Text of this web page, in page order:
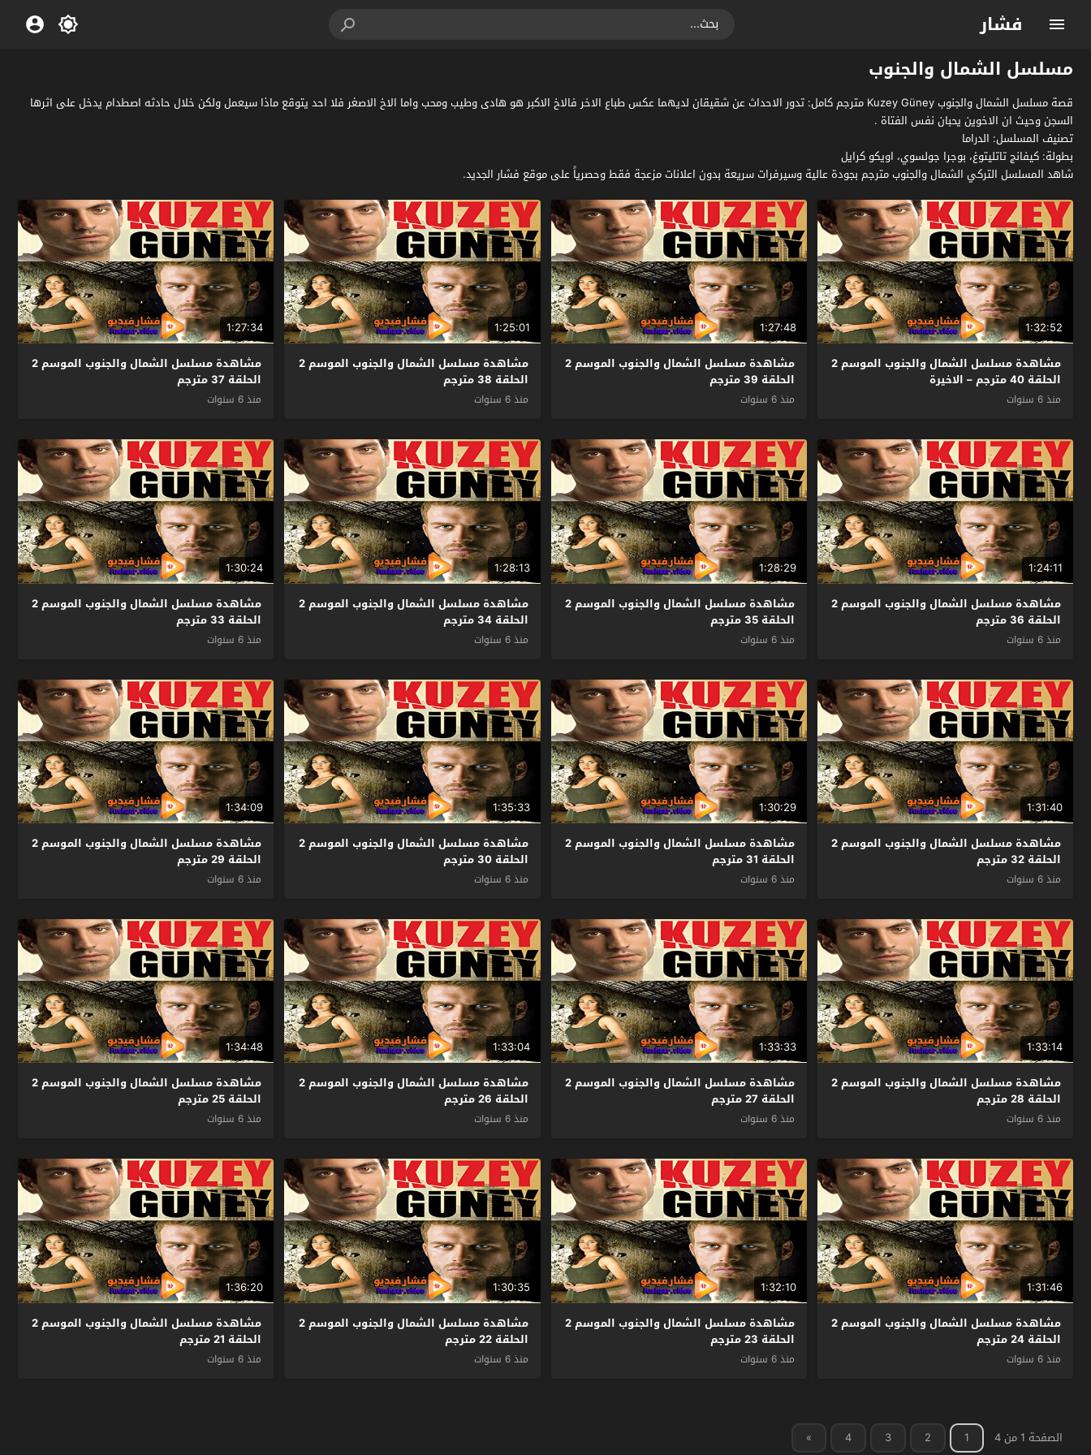
فشار
مسلسل الشمال والجنوب
قصة مسلسل الشمال والجنوب Kuzey Güney مترجم كامل: تدور الاحداث عن شقيقان لديهما عكس طباع الاخر فالاخ الاكبر هو هادى وطيب ومحب واما الاخ الاصغر فلا احد يتوقع ماذا سيعمل ولكن خلال حادثه اصطدام يدخل على اثرها
السجن وحيث ان الاخوين يحبان نفس الفتاة .
تصنيف المسلسل: الدراما
بطولة: كيفانج تاتليتوغ، بوجرا جولسوي، اويكو كرايل
شاهد المسلسل التركي الشمال والجنوب مترجم بجودة عالية وسيرفرات سريعة بدون اعلانات مزعجة فقط وحصرياً على موقع فشار الجديد.
1:32:52
مشاهدة مسلسل الشمال والجنوب الموسم 2
الحلقة 40 مترجم – الاخيرة
منذ 6 سنوات
1:27:48
مشاهدة مسلسل الشمال والجنوب الموسم 2
الحلقة 39 مترجم
منذ 6 سنوات
1:25:01
مشاهدة مسلسل الشمال والجنوب الموسم 2
الحلقة 38 مترجم
منذ 6 سنوات
1:27:34
مشاهدة مسلسل الشمال والجنوب الموسم 2
الحلقة 37 مترجم
منذ 6 سنوات
1:24:11
مشاهدة مسلسل الشمال والجنوب الموسم 2
الحلقة 36 مترجم
منذ 6 سنوات
1:28:29
مشاهدة مسلسل الشمال والجنوب الموسم 2
الحلقة 35 مترجم
منذ 6 سنوات
1:28:13
مشاهدة مسلسل الشمال والجنوب الموسم 2
الحلقة 34 مترجم
منذ 6 سنوات
1:30:24
مشاهدة مسلسل الشمال والجنوب الموسم 2
الحلقة 33 مترجم
منذ 6 سنوات
1:31:40
مشاهدة مسلسل الشمال والجنوب الموسم 2
الحلقة 32 مترجم
منذ 6 سنوات
1:30:29
مشاهدة مسلسل الشمال والجنوب الموسم 2
الحلقة 31 مترجم
منذ 6 سنوات
1:35:33
مشاهدة مسلسل الشمال والجنوب الموسم 2
الحلقة 30 مترجم
منذ 6 سنوات
1:34:09
مشاهدة مسلسل الشمال والجنوب الموسم 2
الحلقة 29 مترجم
منذ 6 سنوات
1:33:14
مشاهدة مسلسل الشمال والجنوب الموسم 2
الحلقة 28 مترجم
منذ 6 سنوات
1:33:33
مشاهدة مسلسل الشمال والجنوب الموسم 2
الحلقة 27 مترجم
منذ 6 سنوات
1:33:04
مشاهدة مسلسل الشمال والجنوب الموسم 2
الحلقة 26 مترجم
منذ 6 سنوات
1:34:48
مشاهدة مسلسل الشمال والجنوب الموسم 2
الحلقة 25 مترجم
منذ 6 سنوات
1:31:46
مشاهدة مسلسل الشمال والجنوب الموسم 2
الحلقة 24 مترجم
منذ 6 سنوات
1:32:10
مشاهدة مسلسل الشمال والجنوب الموسم 2
الحلقة 23 مترجم
منذ 6 سنوات
1:30:35
مشاهدة مسلسل الشمال والجنوب الموسم 2
الحلقة 22 مترجم
منذ 6 سنوات
1:36:20
مشاهدة مسلسل الشمال والجنوب الموسم 2
الحلقة 21 مترجم
منذ 6 سنوات
الصفحة 1 من 4 1
2
3
4
»